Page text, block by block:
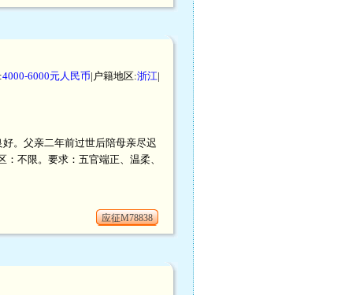
4000-6000元人民币|户籍地区:浙江|
。父亲二年前过世后陪母亲尽迟
不限。要求：五官端正、温柔、
应征M78838